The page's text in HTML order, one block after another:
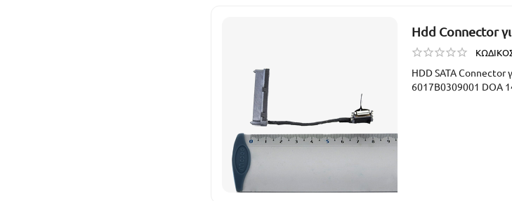
Hdd Connector
HDD SATA Connector
6017B0309001 DOA